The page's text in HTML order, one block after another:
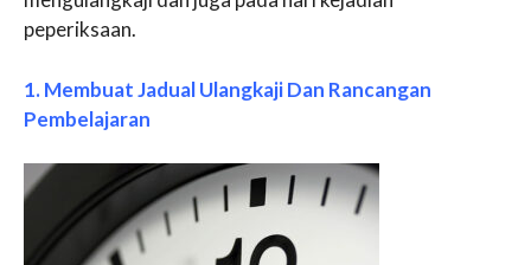
peperiksaan.
1. Membuat Jadual Ulangkaji Dan Rancangan
Pembelajaran